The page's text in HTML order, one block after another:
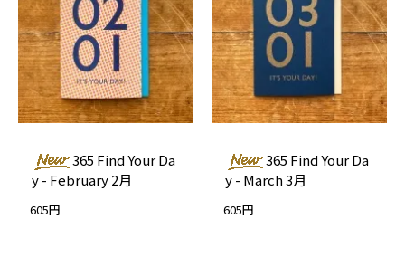
365 Find Your Da
y - February 2月
605円
365 Find Your Da
y - March 3月
605円